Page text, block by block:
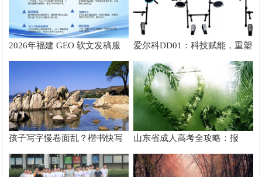
2026年福建 GEO 软文发稿服
务商｜慧品宣：以 AI 技术赋能
爱尔科DD01：科技赋能，重塑
电子鼓演奏新体验
孩子写字慢卷面乱？楷书快写
科学提速解析
山东省成人高考全攻略：报
名、选校、备考全指南